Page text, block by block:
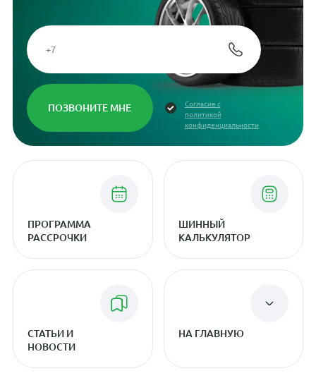
Согласие с
политикой
конфиденциальности
ПРОГРАММА
РАССРОЧКИ
ШИННЫЙ
КАЛЬКУЛЯТОР
СТАТЬИ И
НОВОСТИ
НА ГЛАВНУЮ